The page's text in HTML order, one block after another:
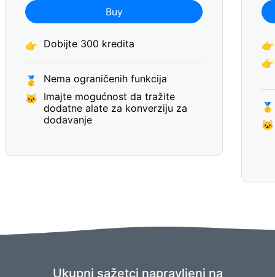
Buy
👉 Dobijte 300 kredita
🥇
Nema ograničenih funkcija
🐱 Imajte mogućnost da tražite
dodatne alate za konverziju za
dodavanje
👉
👉
🥇
🐱
Ukupni sažetci napravljeni na